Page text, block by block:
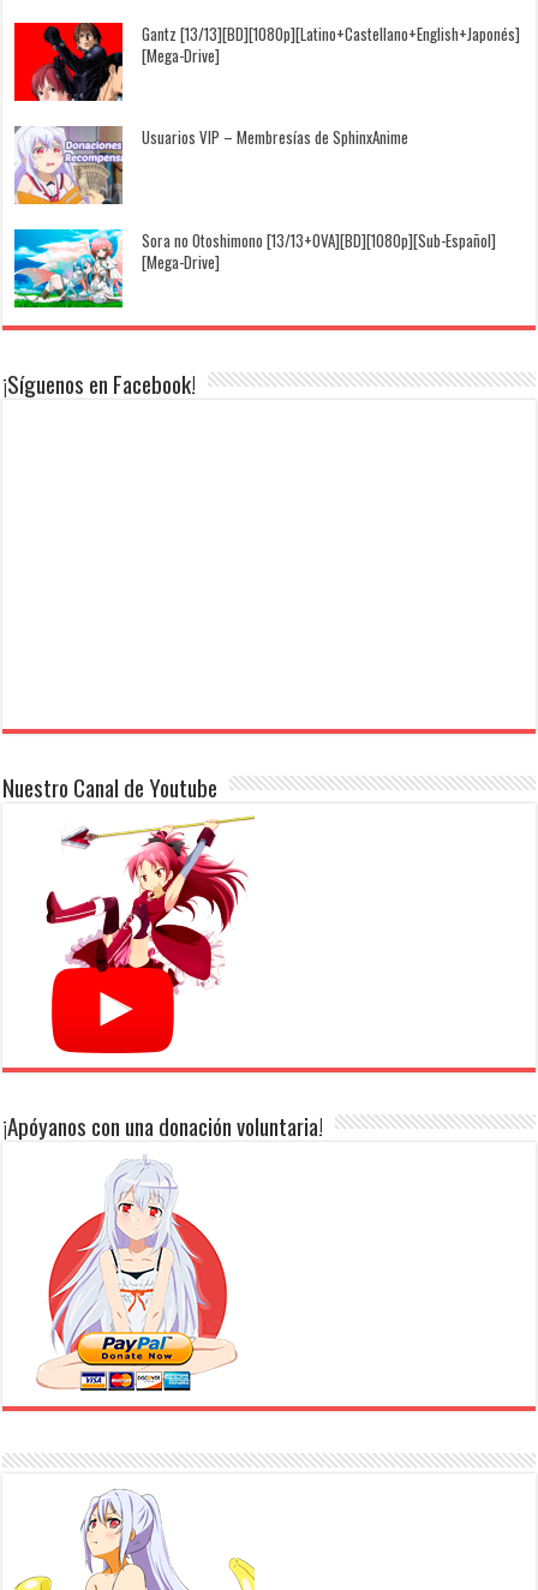
Gantz [13/13][BD][1080p][Latino+Castellano+English+Japonés]
[Mega-Drive]
Usuarios VIP – Membresías de SphinxAnime
Sora no Otoshimono [13/13+OVA][BD][1080p][Sub-Español]
[Mega-Drive]
¡Síguenos en Facebook!
Nuestro Canal de Youtube
¡Apóyanos con una donación voluntaria!